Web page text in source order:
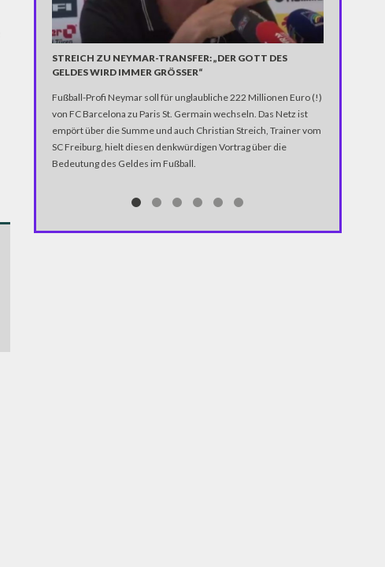
STREICH ZU NEYMAR-TRANSFER: „DER GOTT DES
GELDES WIRD IMMER GRÖSSER“
Fußball-Profi Neymar soll für unglaubliche 222 Millionen Euro (!)
von FC Barcelona zu Paris St. Germain wechseln. Das Netz ist
empört über die Summe und auch Christian Streich, Trainer vom
SC Freiburg, hielt diesen denkwürdigen Vortrag über die
Bedeutung des Geldes im Fußball.
Stunden